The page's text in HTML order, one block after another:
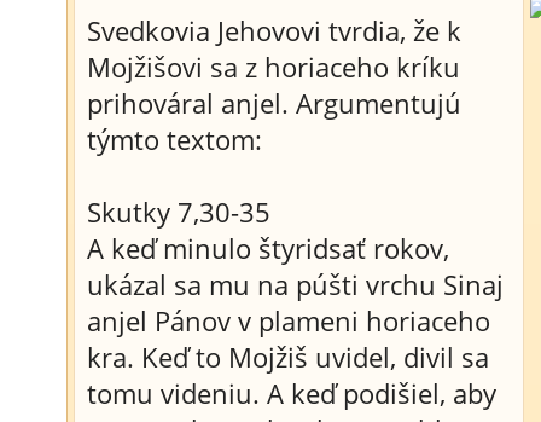
Svedkovia Jehovovi tvrdia, že k
Mojžišovi sa z horiaceho kríku
prihováral anjel. Argumentujú
týmto textom:
Skutky 7,30-35
A keď minulo štyridsať rokov,
ukázal sa mu na púšti vrchu Sinaj
anjel Pánov v plameni horiaceho
kra. Keď to Mojžiš uvidel, divil sa
tomu videniu. A keď podišiel, aby